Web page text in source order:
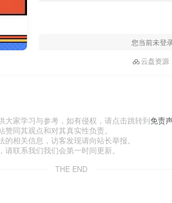
您当前未登
云盘资源
家学习与参考，如有侵权，请点击跳转到免责
同其观点和对其真实性负责。
相关信息，访客发现请向站长举报。
联系我们我们会第一时间更新。
THE END